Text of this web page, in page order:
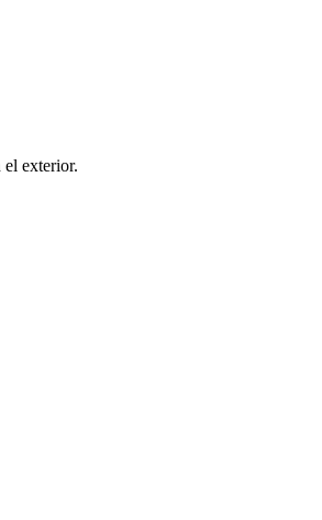
exterior.